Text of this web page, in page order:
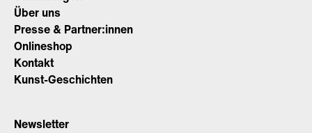
Über uns
Presse & Partner:innen
Onlineshop
Kontakt
Kunst-Geschichten
Newsletter